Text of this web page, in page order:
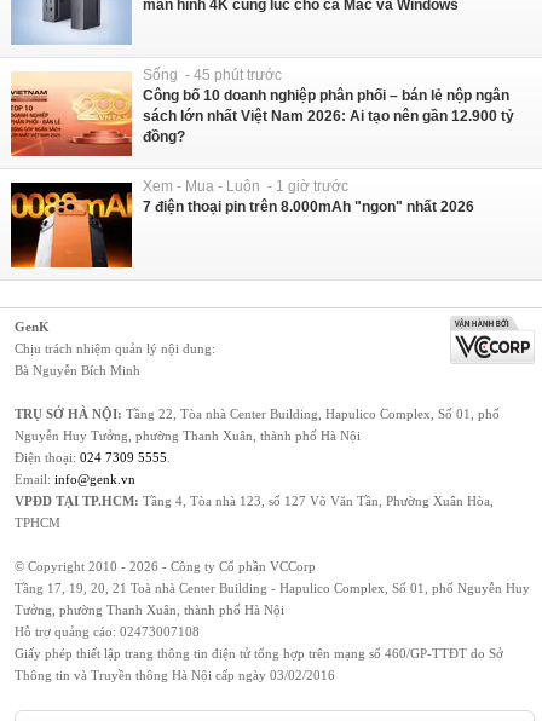
màn hình 4K cùng lúc cho cả Mac và Windows
Sống - 45 phút trước
Công bố 10 doanh nghiệp phân phối – bán lẻ nộp ngân
sách lớn nhất Việt Nam 2026: Ai tạo nên gần 12.900 tỷ
đồng?
Xem - Mua - Luôn - 1 giờ trước
7 điện thoại pin trên 8.000mAh "ngon" nhất 2026
GenK
Chịu trách nhiệm quản lý nội dung:
Bà Nguyễn Bích Minh
TRỤ SỞ HÀ NỘI: Tầng 22, Tòa nhà Center Building, Hapulico Complex, Số 01, phố
Nguyễn Huy Tưởng, phường Thanh Xuân, thành phố Hà Nội
Điện thoại: 024 7309 5555
Email: info@genk.vn
VPĐD TẠI TP.HCM: Tầng 4, Tòa nhà 123, số 127 Võ Văn Tần, Phường Xuân Hòa,
TPHCM
© Copyright 2010 - 2026 - Công ty Cổ phần VCCorp
Tầng 17, 19, 20, 21 Toà nhà Center Building - Hapulico Complex, Số 01, phố Nguyễn Huy
Tưởng, phường Thanh Xuân, thành phố Hà Nội
Hỗ trợ quảng cáo: 02473007108
Giấy phép thiết lập trang thông tin điện tử tổng hợp trên mạng số 460/GP-TTĐT do Sở
Thông tin và Truyền thông Hà Nội cấp ngày 03/02/2016